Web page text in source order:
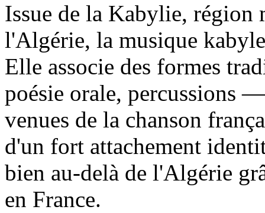
Issue de la Kabylie, région
l'Algérie, la musique
Elle associe des formes
poésie orale, percussions
venues de la chanson
d'un fort attachement
bien au-delà de l'Algérie
en France.